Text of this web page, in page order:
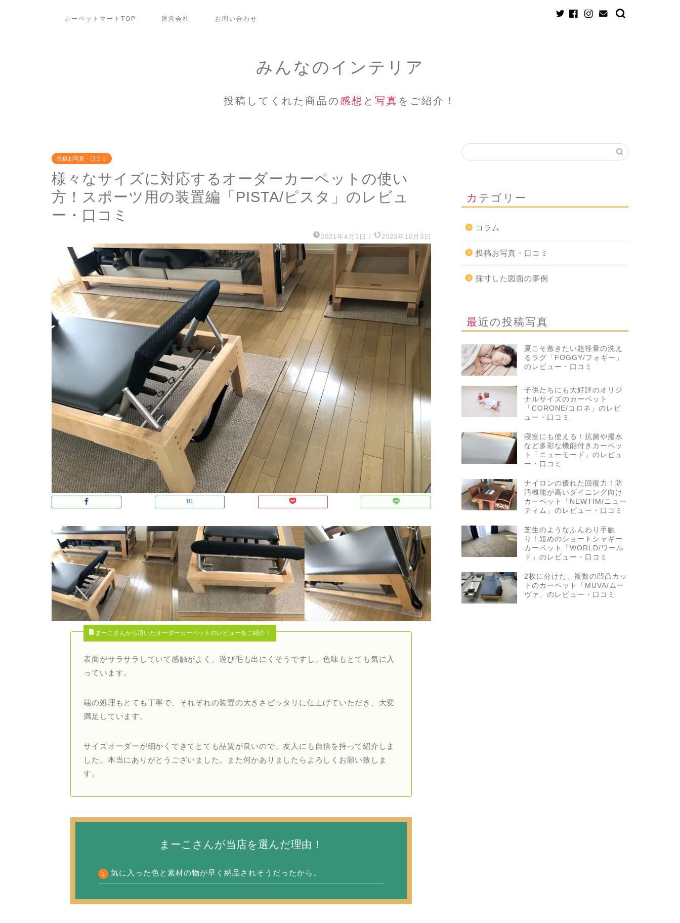
カーペットマートTOP 運営会社 お問い合わせ
みんなのインテリア
投稿してくれた商品の 感想 と 写真 をご紹介！
投稿お写真・口コミ
様々なサイズに対応するオーダーカーペットの使い
方！スポーツ用の装置編「PISTA/ピスタ」のレビュ
ー・口コミ
2021年4月1日 / 2023年10月3日
まーこさんから頂いたオーダーカーペットのレビューをご紹介！
表面がサラサラしていて感触がよく、遊び毛も出にくそうですし、色味もとても気に入
っています。
端の処理もとても丁寧で、それぞれの装置の大きさピッタリに仕上げていただき、大変
満足しています。
サイズオーダーが細かくできてとても品質が良いので、友人にも自信を持って紹介しま
した。本当にありがとうございました。また何かありましたらよろしくお願い致しま
す。
まーこさんが当店を選んだ理由！
気に入った色と素材の物が早く納品されそうだったから。
カテゴリー
コラム
投稿お写真・口コミ
採寸した図面の事例
最近の投稿写真
夏こそ敷きたい超軽量の洗え
るラグ「FOGGY/フォギー」
のレビュー・口コミ
子供たちにも大好評のオリジ
ナルサイズのカーペット
「CORONE/コロネ」のレビ
ュー・口コミ
寝室にも使える！抗菌や撥水
など多彩な機能付きカーペッ
ト「ニューモード」のレビュ
ー・口コミ
ナイロンの優れた回復力！防
汚機能が高いダイニング向け
カーペット「NEWTIM/ニュー
ティム」のレビュー・口コミ
芝生のようなふんわり手触
り！短めのショートシャギー
カーペット「WORLD/ワール
ド」のレビュー・口コミ
2枚に分けた、複数の凹凸カッ
トのカーペット「MUVA/ムー
ヴァ」のレビュー・口コミ